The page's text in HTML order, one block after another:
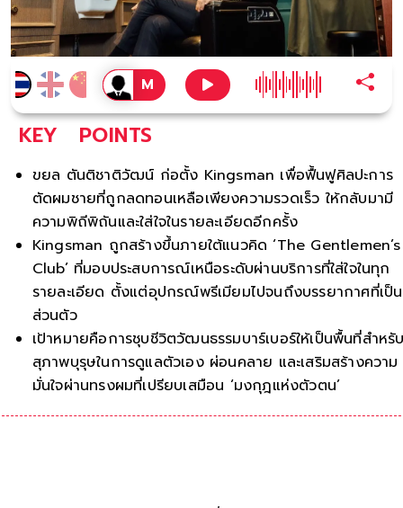
KEY POINTS
ขยล ตันติชาติวัฒน์ ก่อตั้ง Kingsman เพื่อฟื้นฟูศิลปะการ
ตัดผมชายที่ถูกลดทอนเหลือเพียงความรวดเร็ว ให้กลับมามี
ความพิถีพิถันและใส่ใจในรายละเอียดอีกครั้ง
Kingsman ถูกสร้างขึ้นภายใต้แนวคิด ‘The Gentlemen’s
Club’ ที่มอบประสบการณ์เหนือระดับผ่านบริการที่ใส่ใจในทุก
รายละเอียด ตั้งแต่อุปกรณ์พรีเมียมไปจนถึงบรรยากาศที่เป็น
ส่วนตัว
เป้าหมายคือการชุบชีวิตวัฒนธรรมบาร์เบอร์ให้เป็นพื้นที่สำหรั
สุภาพบุรุษในการดูแลตัวเอง ผ่อนคลาย และเสริมสร้างความ
มั่นใจผ่านทรงผมที่เปรียบเสมือน ‘มงกุฎแห่งตัวตน’